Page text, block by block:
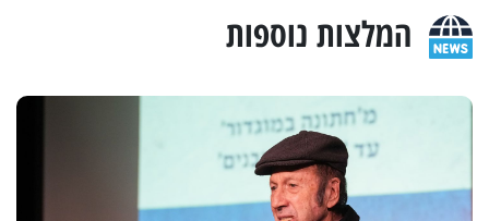
המלצות נוספות